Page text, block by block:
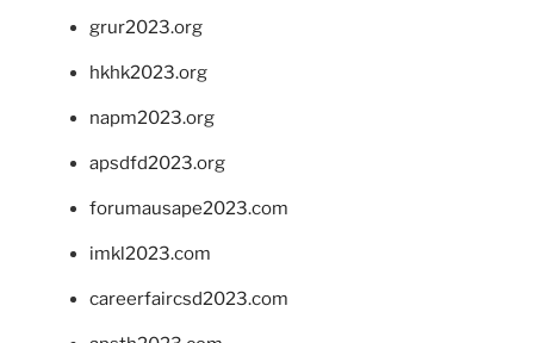
grur2023.org
hkhk2023.org
napm2023.org
apsdfd2023.org
forumausape2023.com
imkl2023.com
careerfaircsd2023.com